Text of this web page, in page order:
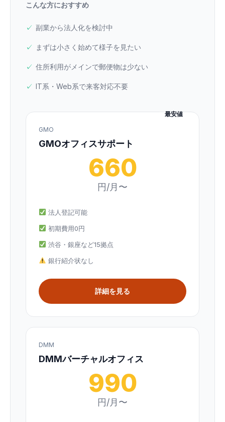
こんな方におすすめ
副業から法人化を検討中
まずは小さく始めて様子を見たい
住所利用がメインで郵便物は少ない
IT系・Web系で来客対応不要
最安値
GMO
GMOオフィスサポート
660
円/月〜
法人登記可能
初期費用0円
渋谷・銀座など15拠点
銀行紹介状なし
詳細を見る
DMM
DMMバーチャルオフィス
990
円/月〜